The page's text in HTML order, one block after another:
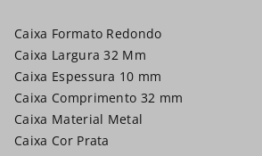
Caixa Formato Redondo
Caixa Largura 32 Mm
Caixa Espessura 10 mm
Caixa Comprimento 32 mm
Caixa Material Metal
Caixa Cor Prata